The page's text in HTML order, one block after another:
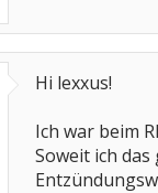
Hi lexxus!
Ich war beim
Soweit ich das